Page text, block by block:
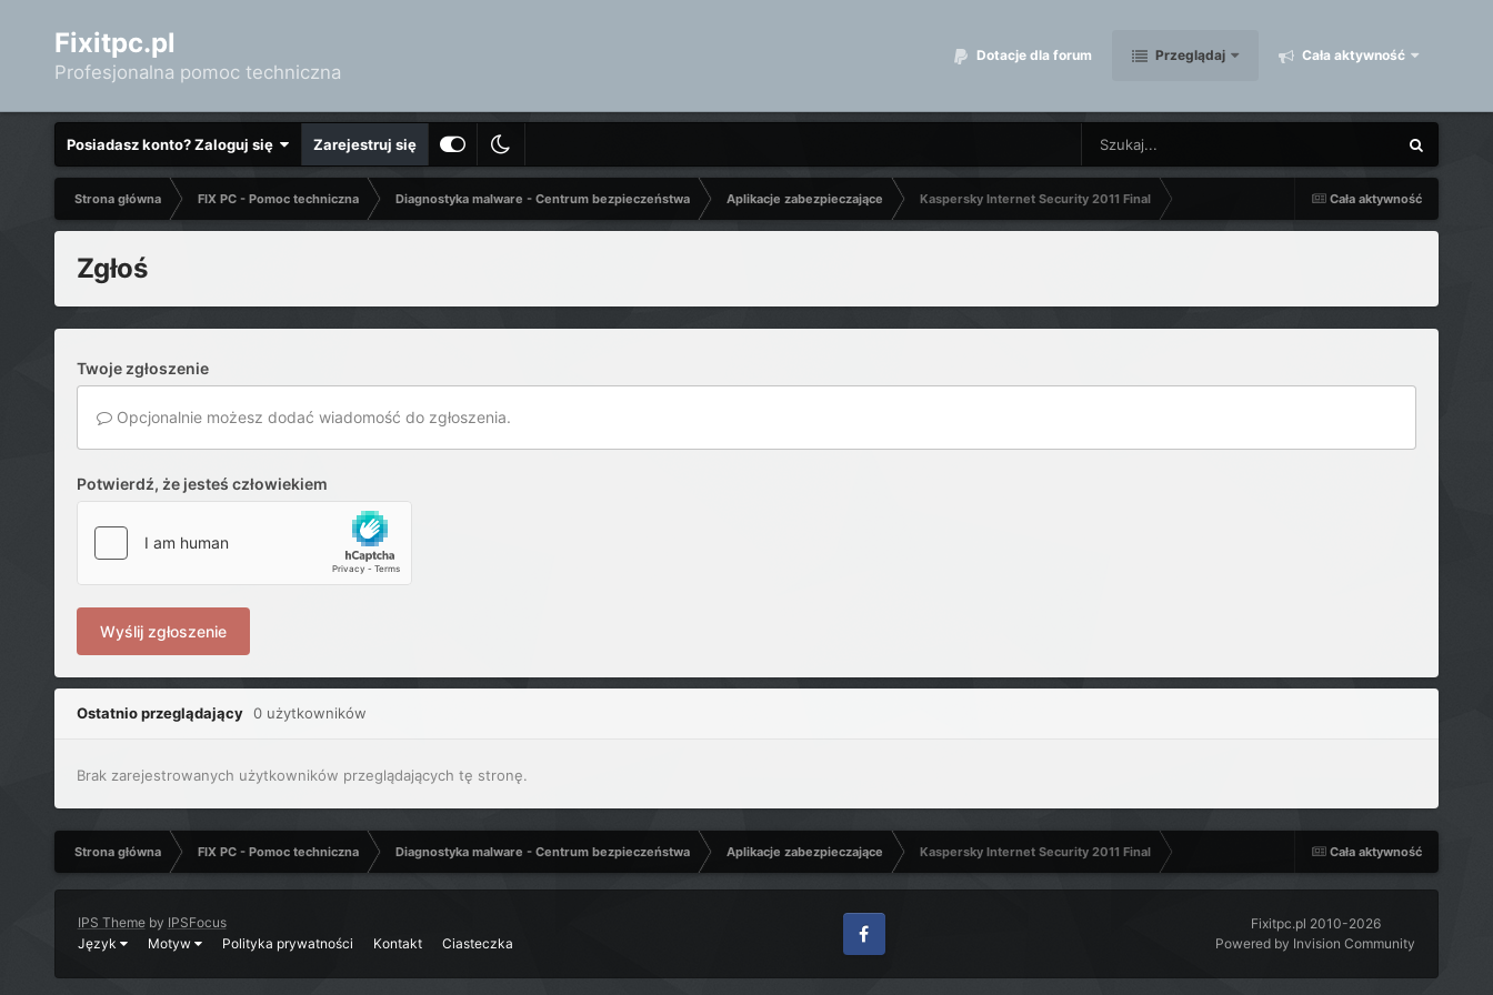
Fixitpc.pl
Profesjonalna pomoc techniczna
Dotacje dla forum Przeglądaj Cała aktywność
Posiadasz konto? Zaloguj się Zarejestruj się
Cała aktywność
Strona główna FIX PC - Pomoc techniczna Diagnostyka malware - Centrum bezpieczeństwa Aplikacje zabezpieczające Kaspersky Internet Security 2011 Final
Zgłoś
Twoje zgłoszenie
Opcjonalnie możesz dodać wiadomość do zgłoszenia.
Potwierdź, że jesteś człowiekiem
Wyślij zgłoszenie
Ostatnio przeglądający 0 użytkowników
Brak zarejestrowanych użytkowników przeglądających tę stronę.
Cała aktywność
Strona główna FIX PC - Pomoc techniczna Diagnostyka malware - Centrum bezpieczeństwa Aplikacje zabezpieczające Kaspersky Internet Security 2011 Final
IPS Themeby IPSFocus
Język
Motyw Polityka prywatności Kontakt Ciasteczka
Facebook
Fixitpc.pl 2010-2026
Powered by Invision Community